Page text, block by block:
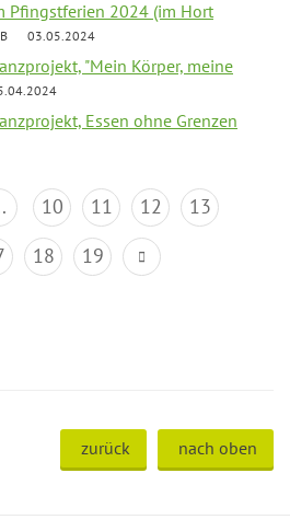
Pfingstferien 2024 (im Hort
03.05.2024
"Mein Körper, meine
Essen ohne Grenzen
10 11 12
13
18 19
zurück nach oben